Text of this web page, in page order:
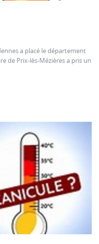
a placé le département
de Prix-lès-Mézières a pris un